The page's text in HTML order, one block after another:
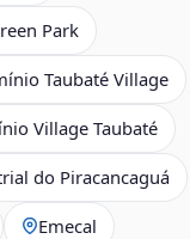
Park
Taubaté Village
Village Taubaté
do Piracancaguá
Emecal